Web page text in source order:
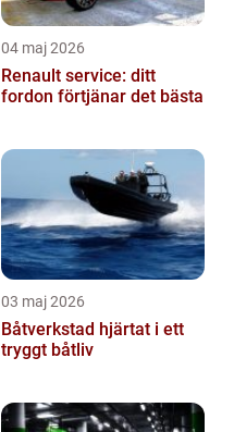
04 maj 2026
Renault service: ditt
fordon förtjänar det bästa
03 maj 2026
Båtverkstad hjärtat i ett
tryggt båtliv